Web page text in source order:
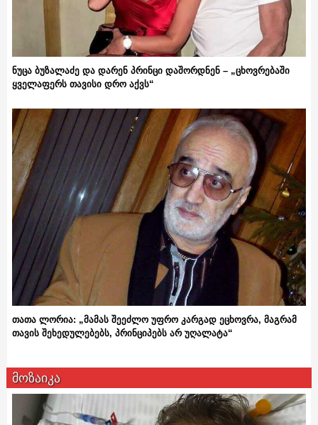
ნუცა ბუზალაძე და დარენ პრინცი დაშორდნენ – „ცხოვრებაში
ყველაფერს თავისი დრო აქვს“
თათა ლორია: „მამას შეეძლო უფრო კარგად ეცხოვრა, მაგრამ
თავის შეხედულებებს, პრინციპებს არ უღალატა“
მოზაიკა